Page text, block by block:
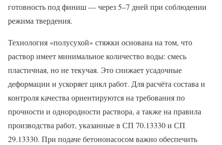
готовность под финиш — через 5–7 дней при соблюдении
режима твердения.
Технология «полусухой» стяжки основана на том, что
раствор имеет минимальное количество воды: смесь
пластичная, но не текучая. Это снижает усадочные
деформации и ускоряет цикл работ. Для расчёта состава и
контроля качества ориентируются на требования по
прочности и однородности раствора, а также на правила
производства работ, указанные в СП 70.13330 и СП
29.13330. При подаче бетононасосом важно обеспечить